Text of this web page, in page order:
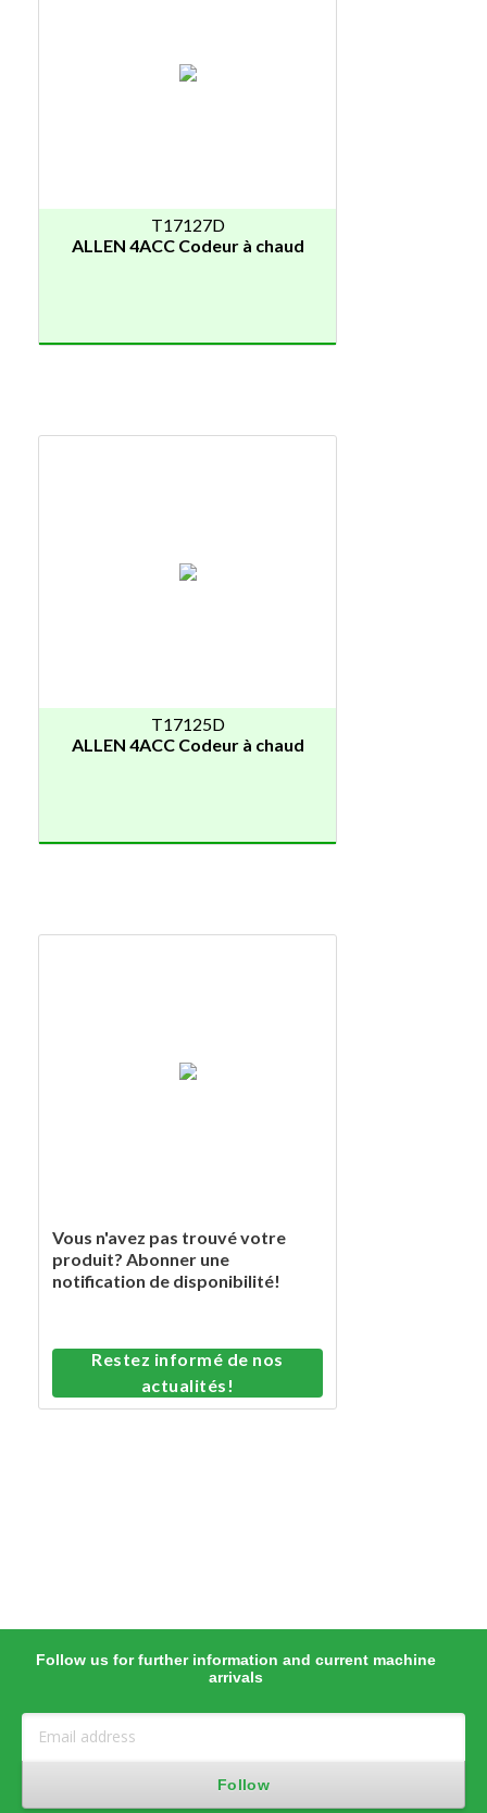
T17127D
ALLEN 4ACC Codeur à chaud
T17125D
ALLEN 4ACC Codeur à chaud
Vous n'avez pas trouvé votre
produit? Abonner une
notification de disponibilité!
Restez informé de nos
actualités!
Follow us for further information and current machine
arrivals